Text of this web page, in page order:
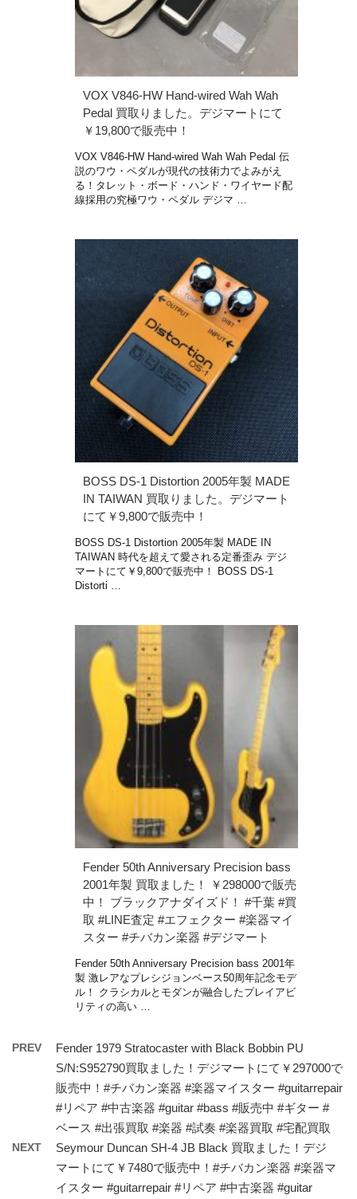
VOX V846-HW Hand-wired Wah Wah
Pedal 買取りました。デジマートにて
￥19,800で販売中！
VOX V846-HW Hand-wired Wah Wah Pedal 伝
説のワウ・ペダルが現代の技術力でよみがえ
る！タレット・ボード・ハンド・ワイヤード配
線採用の究極ワウ・ペダル デジマ …
BOSS DS-1 Distortion 2005年製 MADE
IN TAIWAN 買取りました。デジマート
にて￥9,800で販売中！
BOSS DS-1 Distortion 2005年製 MADE IN
TAIWAN 時代を超えて愛される定番歪み デジ
マートにて￥9,800で販売中！ BOSS DS-1
Distorti …
Fender 50th Anniversary Precision bass
2001年製 買取ました！ ￥298000で販売
中！ ブラックアナダイズド！ #千葉 #買
取 #LINE査定 #エフェクター #楽器マイ
スター #チバカン楽器 #デジマート
Fender 50th Anniversary Precision bass 2001年
製 激レアなプレシジョンベース50周年記念モデ
ル！ クラシカルとモダンが融合したプレイアビ
リティの高い …
PREV
Fender 1979 Stratocaster with Black Bobbin PU
S/N:S952790買取ました！デジマートにて￥297000で
販売中！#チバカン楽器 #楽器マイスター #guitarrepair
#リペア #中古楽器 #guitar #bass #販売中 #ギター #
ベース #出張買取 #楽器 #試奏 #楽器買取 #宅配買取
NEXT
Seymour Duncan SH-4 JB Black 買取ました！デジ
マートにて￥7480で販売中！#チバカン楽器 #楽器マ
イスター #guitarrepair #リペア #中古楽器 #guitar